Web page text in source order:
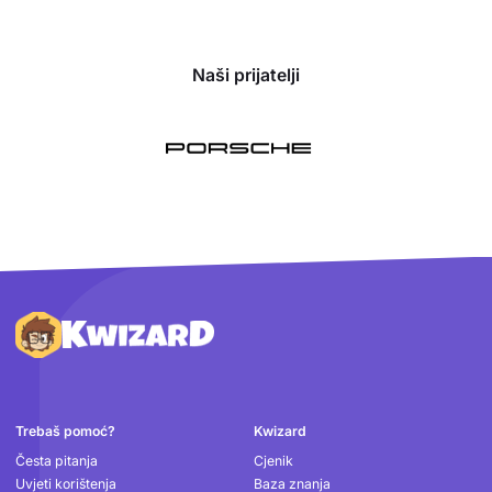
Naši prijatelji
Podnožje
Trebaš pomoć?
Česta pitanja
Uvjeti korištenja
Kwizard
Cjenik
Baza znanja